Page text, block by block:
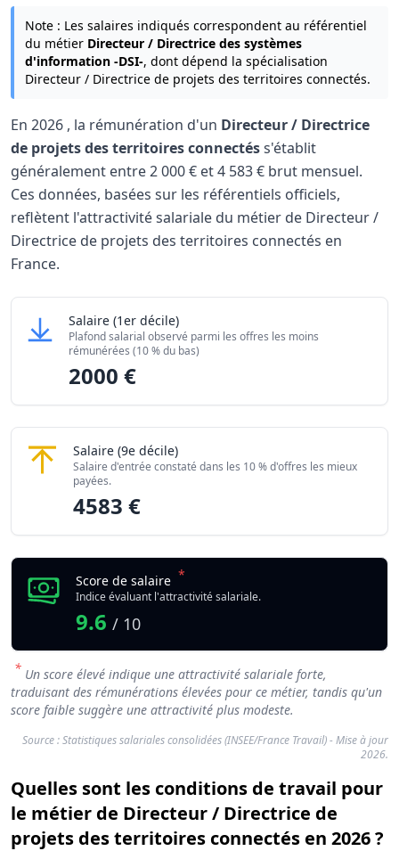
Note : Les salaires indiqués correspondent au référentiel
du métier Directeur / Directrice des systèmes
d'information -DSI-, dont dépend la spécialisation
Directeur / Directrice de projets des territoires connectés.
En 2026 , la rémunération d'un Directeur / Directrice
de projets des territoires connectéss'établit
généralement entre2 000 € et4 583 € brut mensuel.
Ces données, basées sur les référentiels officiels,
reflètent l'attractivité salariale du métier de Directeur /
Directrice de projets des territoires connectés en
France.
Grille salariale Directeur / Directrice de projets des
Niveau de salaire (Déciles)
Salaire minimum (10% les moins rémunérés)
Salaire maximum (10% les mieux rémunérés)
Salaire Directeur / Directrice de projets des territoires
(1er décile)
Plafond salarial observé parmi les offres les moins
rémunérées (10 % du bas)
2000 €
Salaire Directeur / Directrice de projets des territoires
(9e décile)
Salaire d'entrée constaté dans les 10 % d'offres les mieux
payées.
4583 €
Score de salaire *
Indice évaluant l'attractivité salariale.
9.6 / 10
* Un score élevé indique une attractivité salariale forte,
traduisant des rémunérations élevées pour ce métier, tandis qu'un
score faible suggère une attractivité plus modeste.
Source : Statistiques salariales consolidées (INSEE/France Travail) - Mise à jour
2026.
Quelles sont les conditions de travail pour
le métier de Directeur / Directrice de
projets des territoires connectés en 2026 ?